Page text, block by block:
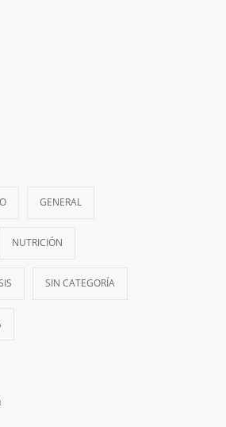
GENERAL
NUTRICIÓN
SIN CATEGORÍA